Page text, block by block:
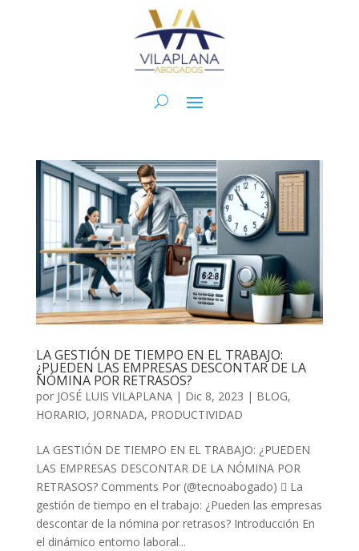
LA GESTIÓN DE TIEMPO EN EL TRABAJO:
¿PUEDEN LAS EMPRESAS DESCONTAR DE LA
NÓMINA POR RETRASOS?
por JOSÉ LUIS VILAPLANA| Dic 8, 2023 | BLOG,
HORARIO, JORNADA, PRODUCTIVIDAD
LA GESTIÓN DE TIEMPO EN EL TRABAJO: ¿PUEDEN
LAS EMPRESAS DESCONTAR DE LA NÓMINA POR
RETRASOS? Comments Por (@tecnoabogado)  La
gestión de tiempo en el trabajo: ¿Pueden las empresas
descontar de la nómina por retrasos? Introducción En
el dinámico entorno laboral...